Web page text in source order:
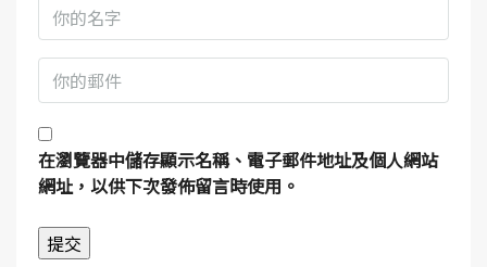
在瀏覽器中儲存顯示名稱、電子郵件地址及個人網站
網址，以供下次發佈留言時使用。